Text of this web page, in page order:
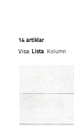
14 artiklar
Visa: Lista Kolumn